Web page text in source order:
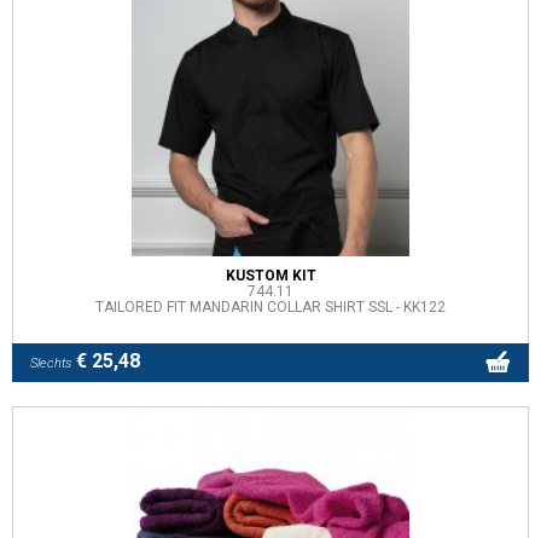
KUSTOM KIT
744.11
TAILORED FIT MANDARIN COLLAR SHIRT SSL - KK122
Slechts € 25,48